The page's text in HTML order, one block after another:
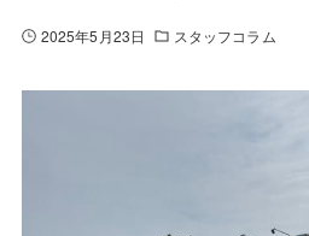
2025年5月23日 スタッフコラム